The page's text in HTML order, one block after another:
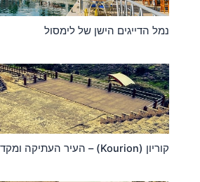
נמל הדייגים הישן של לימסול
קוריון (Kourion) – העיר העתיקה ומקדש אפולו הילאטס